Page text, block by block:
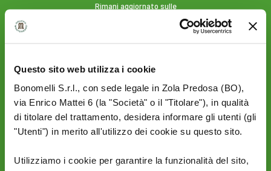
Questo sito web utilizza i cookie
Bonomelli S.r.l., con sede legale in Zola Predosa (BO),
via Enrico Mattei 6 (la "Società" o il "Titolare"), in qualità
di titolare del trattamento, desidera informare gli utenti (gli
"Utenti") in merito all'utilizzo dei cookie su questo sito.
Utilizziamo i cookie per garantire la funzionalità del sito,
Rimani aggiornato sulle
PRIVACY
Termini e condizioni
Cookie Policy
AZIENDA
Politica Ambientale &
Sicurezza
Sito Corporate